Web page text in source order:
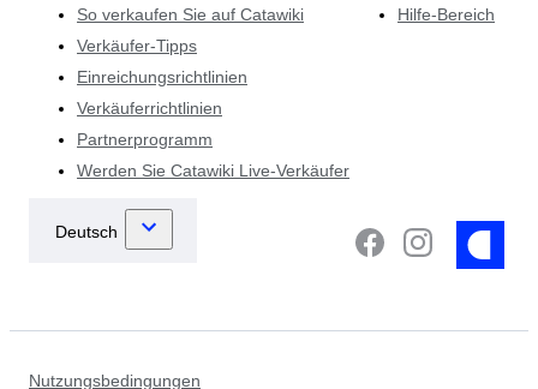
So verkaufen Sie auf Catawiki
Verkäufer-Tipps
Einreichungsrichtlinien
Verkäuferrichtlinien
Partnerprogramm
Werden Sie Catawiki Live-Verkäufer
Hilfe-Bereich
Nutzungsbedingungen